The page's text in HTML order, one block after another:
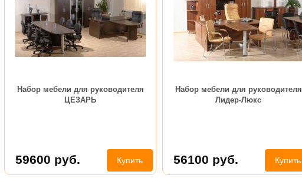
Набор мебели для руководителя
ЦЕЗАРЬ
59600 руб. Купить
Набор мебели для руководителя
Лидер-Люкс
56100 руб. Купить